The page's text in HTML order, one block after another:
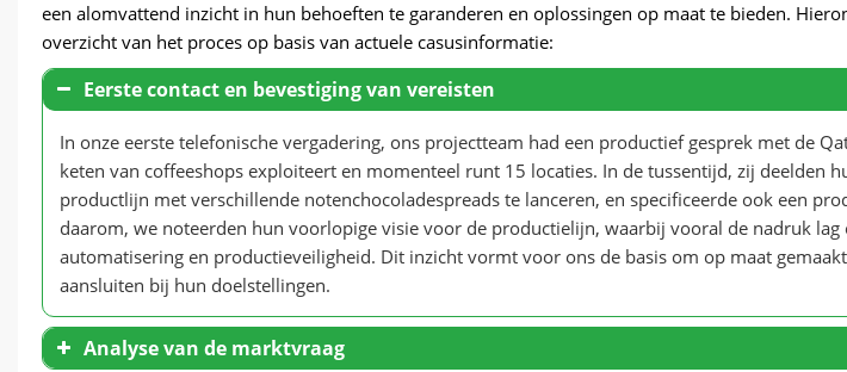
een ​​alomvattend inzicht in hun behoeften te garanderen en oplossingen op maat te bieden.
overzicht van het proces op basis van actuele casusinformatie:
Eerste contact en bevestiging van vereisten
In onze eerste telefonische vergadering, ons projectteam had een productief gesprek met de
keten van coffeeshops exploiteert en momenteel runt 15 locaties. In de tussentijd, zij deelden
productlijn met verschillende notenchocoladespreads te lanceren, en specificeerde ook een
daarom, we noteerden hun voorlopige visie voor de productielijn, waarbij vooral de nadruk lag
automatisering en productieveiligheid. Dit inzicht vormt voor ons de basis om op maat
aansluiten bij hun doelstellingen.
Analyse van de marktvraag